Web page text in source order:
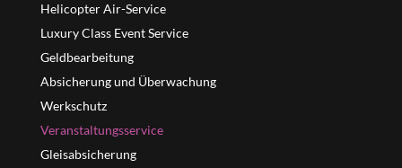
Helicopter Air-Service
Luxury Class Event Service
Geldbearbeitung
Absicherung und Überwachung
Werkschutz
Veranstaltungsservice
Gleisabsicherung